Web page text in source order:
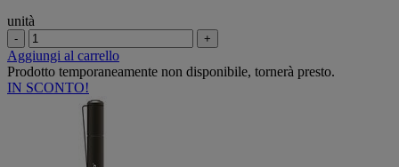
unità
- +
Aggiungi al carrello
Prodotto temporaneamente non disponibile, tornerà presto.
IN SCONTO!